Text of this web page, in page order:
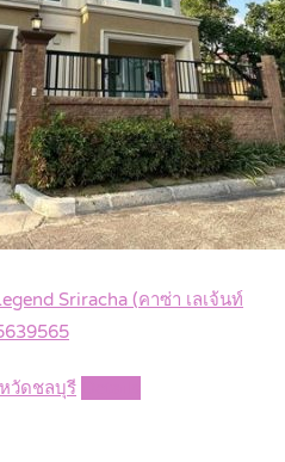
Sriracha (คาซ่า เลเจ้นท์
วัดชลบุรี